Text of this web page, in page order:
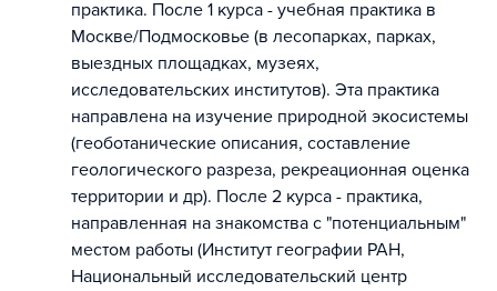
практика. После 1 курса - учебная практика в
Москве/Подмосковье (в лесопарках, парках,
выездных площадках, музеях,
исследовательских институтов). Эта практика
направлена на изучение природной экосистемы
(геоботанические описания, составление
геологического разреза, рекреационная оценка
территории и др). После 2 курса - практика,
направленная на знакомства с "потенциальным"
местом работы (Институт географии РАН,
Национальный исследовательский центр